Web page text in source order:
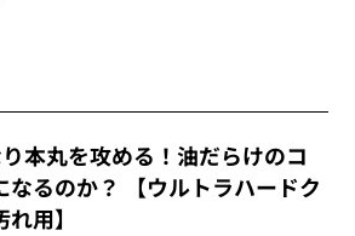
本丸を攻める！油だらけのコ
なるのか？ 【ウルトラハードク
用】